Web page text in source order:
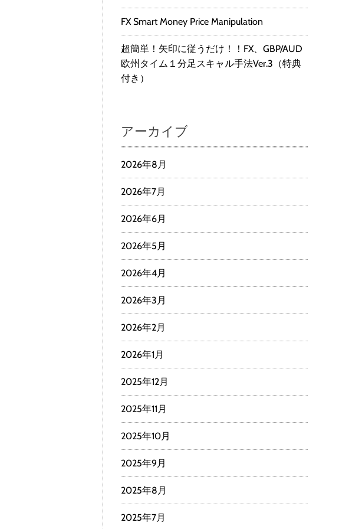
FX Smart Money Price Manipulation
超簡単！矢印に従うだけ！！FX、GBP/AUD
欧州タイム１分足スキャル手法Ver.3（特典
付き）
アーカイブ
2026年8月
2026年7月
2026年6月
2026年5月
2026年4月
2026年3月
2026年2月
2026年1月
2025年12月
2025年11月
2025年10月
2025年9月
2025年8月
2025年7月